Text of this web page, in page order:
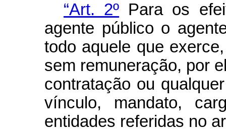
“Art. 2º Para os
agente público o
todo aquele que
sem remuneração, por
contratação ou
vínculo, mandato,
entidades referidas no